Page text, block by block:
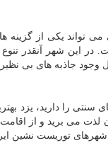
می تواند یکی از
در این شهر آنقدر
جاذبه های بی نظیر
سنتی را دارید، یزد
لذت می برید و از
توریست نشین